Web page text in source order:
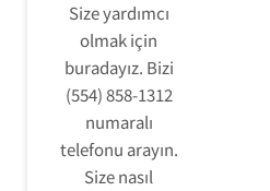
Size yardımcı
olmak için
buradayız. Bizi
(554) 858-1312
numaralı
telefonu arayın.
Size nasıl